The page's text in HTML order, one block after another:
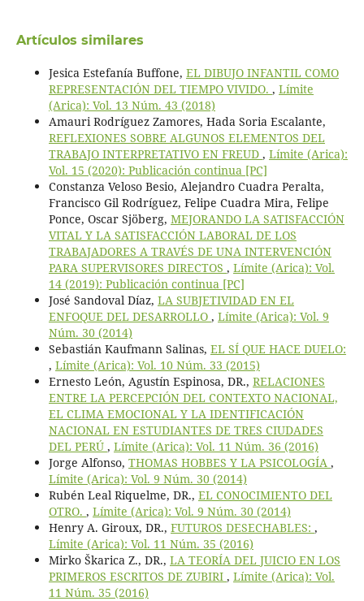
Artículos similares
Jesica Estefanía Buffone, EL DIBUJO INFANTIL COMO
REPRESENTACIÓN DEL TIEMPO VIVIDO. , Límite
(Arica): Vol. 13 Núm. 43 (2018)
Amauri Rodríguez Zamores, Hada Soria Escalante,
REFLEXIONES SOBRE ALGUNOS ELEMENTOS DEL
TRABAJO INTERPRETATIVO EN FREUD , Límite (Arica):
Vol. 15 (2020): Publicación continua [PC]
Constanza Veloso Besio, Alejandro Cuadra Peralta,
Francisco Gil Rodríguez, Felipe Cuadra Mira, Felipe
Ponce, Oscar Sjöberg, MEJORANDO LA SATISFACCIÓN
VITAL Y LA SATISFACCIÓN LABORAL DE LOS
TRABAJADORES A TRAVÉS DE UNA INTERVENCIÓN
PARA SUPERVISORES DIRECTOS , Límite (Arica): Vol.
14 (2019): Publicación continua [PC]
José Sandoval Díaz, LA SUBJETIVIDAD EN EL
ENFOQUE DEL DESARROLLO , Límite (Arica): Vol. 9
Núm. 30 (2014)
Sebastián Kaufmann Salinas, EL SÍ QUE HACE DUELO:
, Límite (Arica): Vol. 10 Núm. 33 (2015)
Ernesto León, Agustín Espinosa, DR., RELACIONES
ENTRE LA PERCEPCIÓN DEL CONTEXTO NACIONAL,
EL CLIMA EMOCIONAL Y LA IDENTIFICACIÓN
NACIONAL EN ESTUDIANTES DE TRES CIUDADES
DEL PERÚ , Límite (Arica): Vol. 11 Núm. 36 (2016)
Jorge Alfonso, THOMAS HOBBES Y LA PSICOLOGÍA ,
Límite (Arica): Vol. 9 Núm. 30 (2014)
Rubén Leal Riquelme, DR., EL CONOCIMIENTO DEL
OTRO. , Límite (Arica): Vol. 9 Núm. 30 (2014)
Henry A. Giroux, DR., FUTUROS DESECHABLES: ,
Límite (Arica): Vol. 11 Núm. 35 (2016)
Mirko Škarica Z., DR., LA TEORÍA DEL JUICIO EN LOS
PRIMEROS ESCRITOS DE ZUBIRI , Límite (Arica): Vol.
11 Núm. 35 (2016)